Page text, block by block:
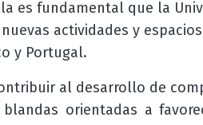
es fundamental que la
actividades y
y Portugal.
al desarrollo de
orientadas a